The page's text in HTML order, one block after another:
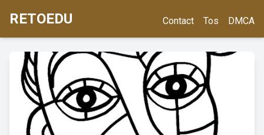
RETOEDU Contact Tos DMCA